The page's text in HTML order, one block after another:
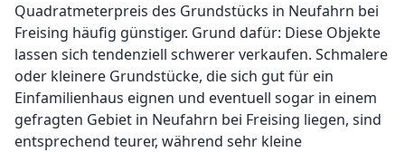
Quadratmeterpreis des Grundstücks in Neufahrn bei
Freising häufig günstiger. Grund dafür: Diese Objekte
lassen sich tendenziell schwerer verkaufen. Schmalere
oder kleinere Grundstücke, die sich gut für ein
Einfamilienhaus eignen und eventuell sogar in einem
gefragten Gebiet in Neufahrn bei Freising liegen, sind
entsprechend teurer, während sehr kleine